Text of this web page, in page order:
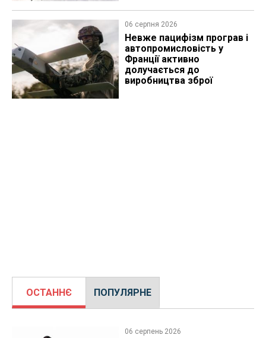
06 серпня 2026
Невже пацифізм програв і
автопромисловість у
Франції активно
долучається до
виробництва зброї
ОСТАННЄ ПОПУЛЯРНЕ
06 серпень 2026